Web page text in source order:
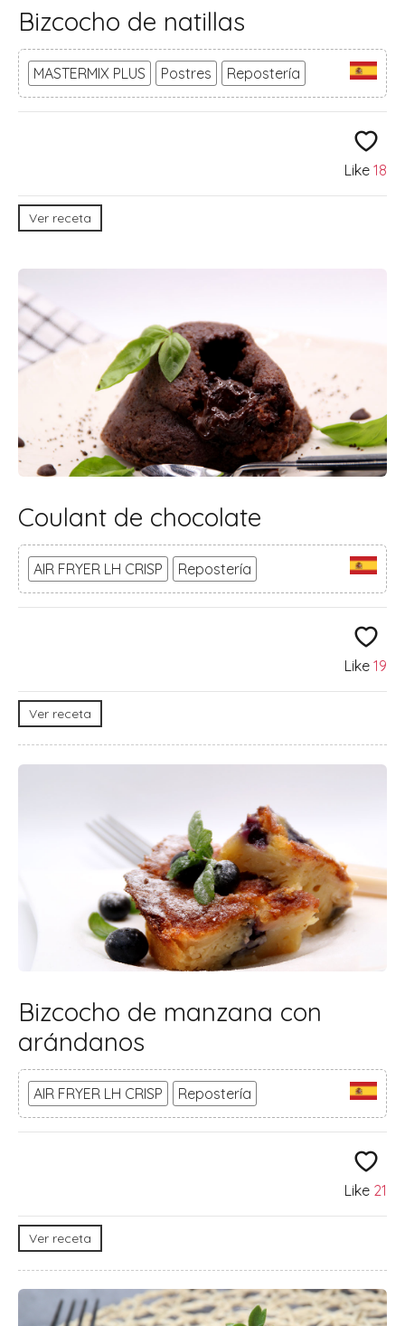
Bizcocho de natillas
MASTERMIX PLUS Postres Repostería
Like 18
Ver receta
Coulant de chocolate
AIR FRYER LH CRISP Repostería
Like 19
Ver receta
Bizcocho de manzana con
arándanos
AIR FRYER LH CRISP Repostería
Like 21
Ver receta